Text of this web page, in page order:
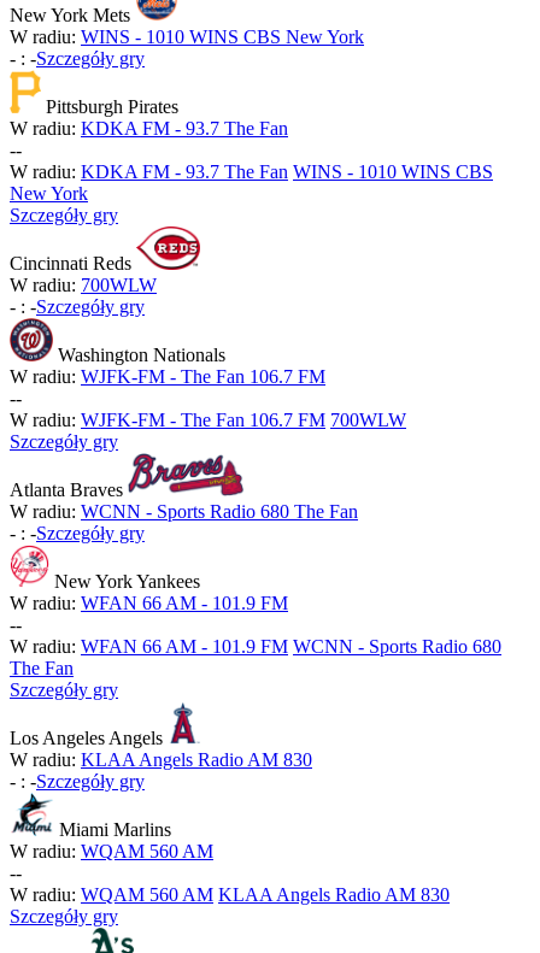
New York Mets
W radiu: WINS - 1010 WINS CBS New York
- : -Szczegóły gry
Pittsburgh Pirates
W radiu: KDKA FM - 93.7 The Fan
--
W radiu: KDKA FM - 93.7 The Fan WINS - 1010 WINS CBS
New York
Szczegóły gry
Cincinnati Reds
W radiu: 700WLW
- : -Szczegóły gry
Washington Nationals
W radiu: WJFK-FM - The Fan 106.7 FM
--
W radiu: WJFK-FM - The Fan 106.7 FM 700WLW
Szczegóły gry
Atlanta Braves
W radiu: WCNN - Sports Radio 680 The Fan
- : -Szczegóły gry
New York Yankees
W radiu: WFAN 66 AM - 101.9 FM
--
W radiu: WFAN 66 AM - 101.9 FM WCNN - Sports Radio 680
The Fan
Szczegóły gry
Los Angeles Angels
W radiu: KLAA Angels Radio AM 830
- : -Szczegóły gry
Miami Marlins
W radiu: WQAM 560 AM
--
W radiu: WQAM 560 AM KLAA Angels Radio AM 830
Szczegóły gry